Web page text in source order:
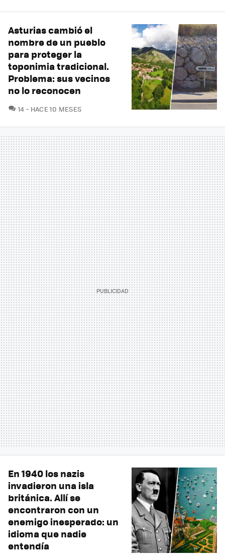
Asturias cambió el
nombre de un pueblo
para proteger la
toponimia tradicional.
Problema: sus vecinos
no lo reconocen
14 COMENTARIOS
HACE 10 MESES
En 1940 los nazis
invadieron una isla
británica. Allí se
encontraron con un
enemigo inesperado: un
idioma que nadie
entendía